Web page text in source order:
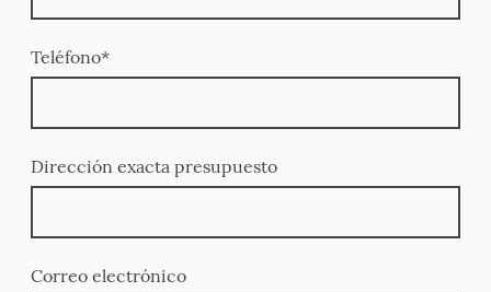
Teléfono*
Dirección exacta presupuesto
Correo electrónico